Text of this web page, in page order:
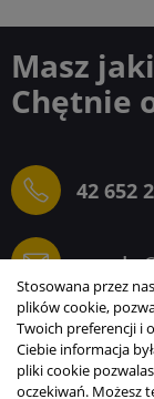
Masz
Chętnie
42 652
SP.J.
Stosowana przez
plików cookie,
Twoich preferencji i
Ciebie informacja
pliki cookie
oczekiwań. Możesz